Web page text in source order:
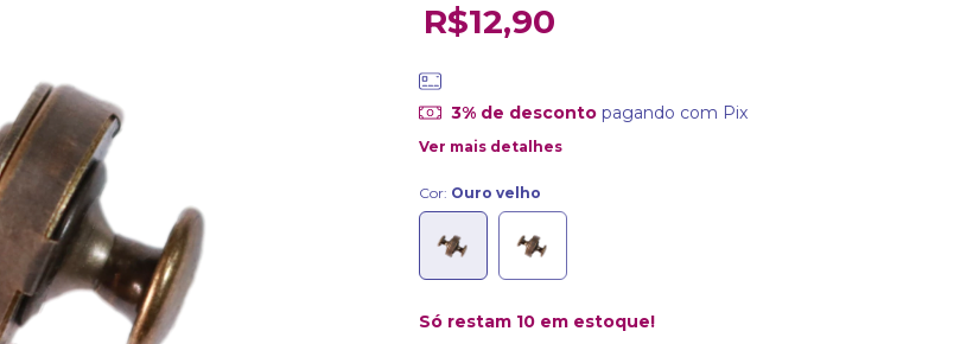
R$12,90
3% de descontopagando com Pix
Ver mais detalhes
Cor: Ouro velho
Só restam 10 em estoque!